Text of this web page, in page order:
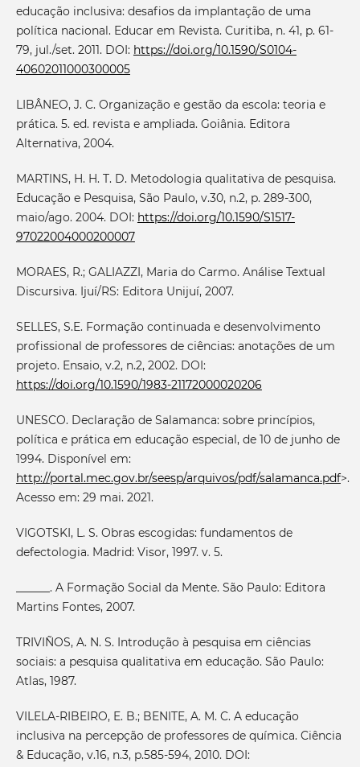
educação inclusiva: desafios da implantação de uma
política nacional. Educar em Revista. Curitiba, n. 41, p. 61-
79, jul./set. 2011. DOI: https://doi.org/10.1590/S0104-
40602011000300005
LIBÂNEO, J. C. Organização e gestão da escola: teoria e
prática. 5. ed. revista e ampliada. Goiânia. Editora
Alternativa, 2004.
MARTINS, H. H. T. D. Metodologia qualitativa de pesquisa.
Educação e Pesquisa, São Paulo, v.30, n.2, p. 289-300,
maio/ago. 2004. DOI: https://doi.org/10.1590/S1517-
97022004000200007
MORAES, R.; GALIAZZI, Maria do Carmo. Análise Textual
Discursiva. Ijuí/RS: Editora Unijuí, 2007.
SELLES, S.E. Formação continuada e desenvolvimento
profissional de professores de ciências: anotações de um
projeto. Ensaio, v.2, n.2, 2002. DOI:
https://doi.org/10.1590/1983-21172000020206
UNESCO. Declaração de Salamanca: sobre princípios,
política e prática em educação especial, de 10 de junho de
1994. Disponível em:
http://portal.mec.gov.br/seesp/arquivos/pdf/salamanca.pdf>.
Acesso em: 29 mai. 2021.
VIGOTSKI, L. S. Obras escogidas: fundamentos de
defectologia. Madrid: Visor, 1997. v. 5.
______. A Formação Social da Mente. São Paulo: Editora
Martins Fontes, 2007.
TRIVIÑOS, A. N. S. Introdução à pesquisa em ciências
sociais: a pesquisa qualitativa em educação. São Paulo:
Atlas, 1987.
VILELA-RIBEIRO, E. B.; BENITE, A. M. C. A educação
inclusiva na percepção de professores de química. Ciência
& Educação, v.16, n.3, p.585-594, 2010. DOI: